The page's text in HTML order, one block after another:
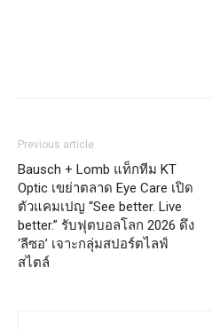
Previous article
Bausch + Lomb แท็กทีม KT
Optic เขย่าตลาด Eye Care เปิด
ตัวแคมเปญ “See better. Live
better.” รับฟุตบอลโลก 2026 ดึง
‘ลีซอ’ เจาะกลุ่มสปอร์ตไลฟ์
สไตล์